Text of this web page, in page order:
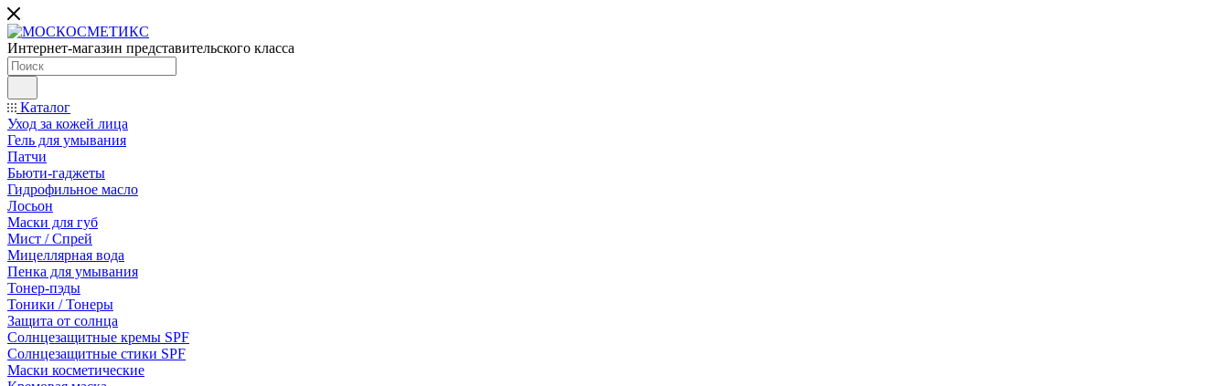
Интернет-магазин представительского класса
Каталог
Уход за кожей лица
Гель для умывания
Патчи
Бьюти-гаджеты
Гидрофильное масло
Лосьон
Маски для губ
Мист / Спрей
Мицеллярная вода
Пенка для умывания
Тонер-пэды
Тоники / Тонеры
Защита от солнца
Солнцезащитные кремы SPF
Солнцезащитные стики SPF
Маски косметические